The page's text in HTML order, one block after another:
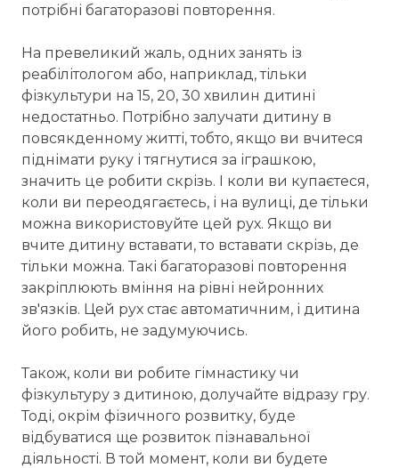
потрібні багаторазові повторення.
На превеликий жаль, одних занять із
реабілітологом або, наприклад, тільки
фізкультури на 15, 20, 30 хвилин дитині
недостатньо. Потрібно залучати дитину в
повсякденному житті, тобто, якщо ви вчитеся
піднімати руку і тягнутися за іграшкою,
значить це робити скрізь. І коли ви купаєтеся,
коли ви переодягаєтесь, і на вулиці, де тільки
можна використовуйте цей рух. Якщо ви
вчите дитину вставати, то вставати скрізь, де
тільки можна. Такі багаторазові повторення
закріплюють вміння на рівні нейронних
зв'язків. Цей рух стає автоматичним, і дитина
його робить, не задумуючись.
Також, коли ви робите гімнастику чи
фізкультуру з дитиною, долучайте відразу гру.
Тоді, окрім фізичного розвитку, буде
відбуватися ще розвиток пізнавальної
діяльності. В той момент, коли ви будете